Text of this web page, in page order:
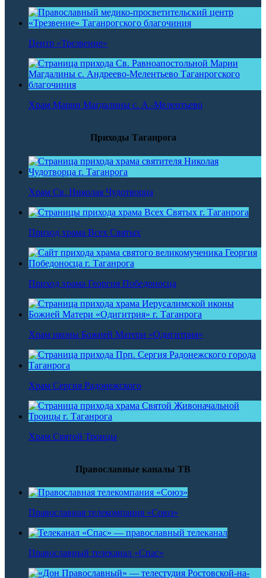
Центр «Трезвение»
Храм Марии Магдалины с. А.-Мелентьево
Приходы Таганрога
Храм Св. Николая Чудотворца
Приход храма Всех Святых
Приход храма Георгия Победоносца
Храм иконы Божией Матери «Одигитрия»
Храм Сергия Радонежского
Храм Святой Троицы
Православные каналы ТВ
Православная телекомпания «Союз»
Православный телеканал «Спас»